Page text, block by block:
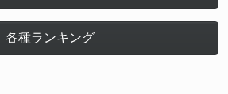
各種ランキング